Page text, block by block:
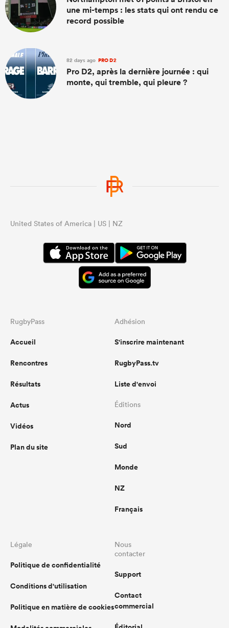
une mi-temps : les stats qui ont rendu ce
record possible
82 days ago PRO D2
Pro D2, après la dernière journée : qui
monte, qui tremble, qui pleure ?
United States of America | US | NZ
RugbyPass
Accueil
Rencontres
Résultats
Actus
Vidéos
Plan du site
Adhésion
S'inscrire maintenant
RugbyPass.tv
Liste d'envoi
Éditions
Nord
Sud
Monde
NZ
Français
Légale
Politique de confidentialité
Conditions d'utilisation
Politique en matière de cookies
Nous
contacter
Support
Contact
commercial